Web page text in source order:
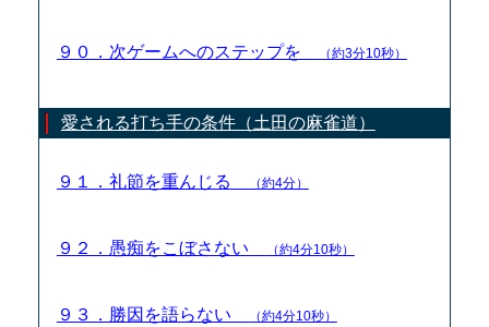
９０．次ゲームへのステップを （約3分10秒）
愛される打ち手の条件（土田の麻雀道）
９１．礼節を重んじる （約4分）
９２．愚痴をこぼさない （約4分10秒）
９３．勝因を語らない （約4分10秒）